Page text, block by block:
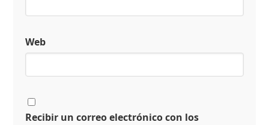
Web
Recibir un correo electrónico con los